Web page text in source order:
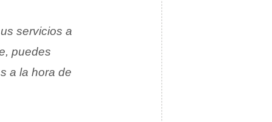
servicios a
puedes
a la hora de